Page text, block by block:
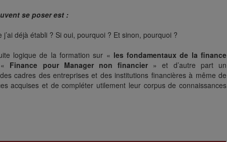
se poser est :
déjà établi ? Si oui, pourquoi ? Et sinon, pourquoi ?
logique de la formation sur « les fondamentaux de la finance
Finance pour Manager non financier » et d’autre part un
cadres des entreprises et des institutions financières à même de
acquises et de compléter utilement leur corpus de connaissances